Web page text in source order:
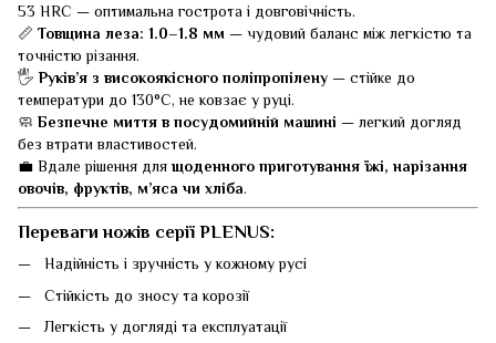
53 HRC — оптимальна гострота і довговічність.
📏 Товщина леза: 1.0–1.8 мм — чудовий баланс між легкістю та
точністю різання.
🖐️Руків’я з високоякісного поліпропілену — стійке до
температури до 130°C, не ковзає у руці.
🧼 Безпечне миття в посудомийній машині — легкий догляд
без втрати властивостей.
💼 Вдале рішення длящоденного приготування їжі, нарізання
овочів, фруктів, м’яса чи хліба.
Переваги ножів серії PLENUS:
Надійність і зручність у кожному русі
Стійкість до зносу та корозії
Легкість у догляді та експлуатації